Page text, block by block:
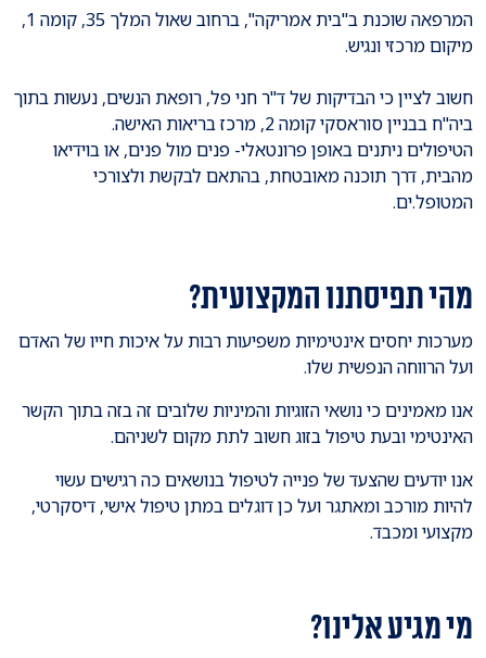
המרפאה שוכנת ב"בית אמריקה", ברחוב שאול המלך 35, קומה 1,
מיקום מרכזי ונגיש.
חשוב לציין כי הבדיקות של ד"ר חני פל, רופאת הנשים, נעשות בתוך
ביה"ח בבניין סוראסקי קומה 2, מרכז בריאות האישה.
הטיפולים ניתנים באופן פרונטאלי- פנים מול פנים, או בוידיאו
מהבית, דרך תוכנה מאובטחת, בהתאם לבקשת ולצורכי
המטופל.ים.
מהי תפיסתנו המקצועית?
מערכות יחסים אינטימיות משפיעות רבות על איכות חייו של האדם
ועל הרווחה הנפשית שלו.
אנו מאמינים כי נושאי הזוגיות והמיניות שלובים זה בזה בתוך הקשר
האינטימי ובעת טיפול בזוג חשוב לתת מקום לשניהם.
אנו יודעים שהצעד של פנייה לטיפול בנושאים כה רגישים עשוי
להיות מורכב ומאתגר ועל כן דוגלים במתן טיפול אישי, דיסקרטי,
מקצועי ומכבד.
מי מגיע אלינו?